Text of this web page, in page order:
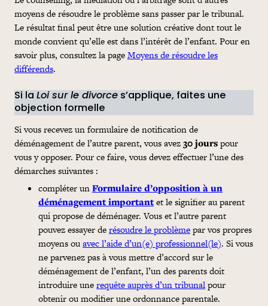
moyens de résoudre le problème sans passer par le tribunal.
Le résultat final peut être une solution créative dont tout le
monde convient qu’elle est dans l’intérêt de l’enfant. Pour en
savoir plus, consultez la pageMoyens de résoudre les
différends.
Si la Loi sur le divorce s’applique, faites une
objection formelle
Si vous recevez un formulaire de notification de
déménagement de l’autre parent, vous avez30 jourspour
vous y opposer. Pour ce faire, vous devez effectuer l’une des
démarches suivantes :
compléter unFormulaire d’opposition à un
déménagement importantet le signifier au parent
qui propose de déménager. Vous et l’autre parent
pouvez essayer derésoudre le problèmepar vos propres
moyens ouavec l’aide d’un(e) professionnel(le). Si vous
ne parvenez pas à vous mettre d’accord sur le
déménagement de l’enfant, l’un des parents doit
introduire unerequête auprès d’un tribunalpour
obtenir ou modifier une ordonnance parentale.